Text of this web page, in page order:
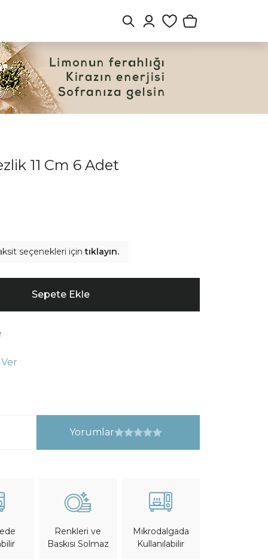
11 Cm 6 Adet
seçenekleri içintıklayın.
Sepete Ekle
Yorumlar
Renkleri ve
Baskısı Solmaz
Mikrodalgada
Kullanılabilir